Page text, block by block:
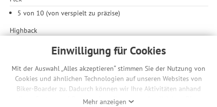
Einwilligung für Cookies
Mit der Auswahl „Alles akzeptieren“ stimmen Sie der Nutzung von
Cookies und ähnlichen Technologien auf unseren Websites von
Biker-Boarder zu. Dadurch können wir Ihre Aktivitäten anhand
Ihrer Geräte- und Browsereinstellungen nachvollziehen. Dies
Mehr anzeigen
5 von 10 (von verspielt zu präzise)
Highback
einer hinteren Einkerbung für einen reibungslosen Ein- und
Ausstieg.
6061-T6 Adjustable Aluminum Heelcup: Mit einem einzigen
Werkzeug lässt sich die Fersenkappe exakt an deine